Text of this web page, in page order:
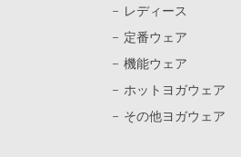
レディース
定番ウェア
機能ウェア
ホットヨガウェア
その他ヨガウェア